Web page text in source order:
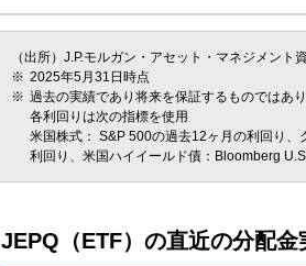
（出所）J.P.モルガン・アセット・マネジメント
2025年5月31日時点
過去の実績であり将来を保証するものではあ
各利回りは次の指標を使用
米国株式： S&P 500の過去12ヶ月の利回り
利回り、米国ハイイールド債：Bloomberg
JEPQ（ETF）の直近の分配金